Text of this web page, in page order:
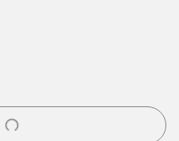
eller tilmelde dig som medlem